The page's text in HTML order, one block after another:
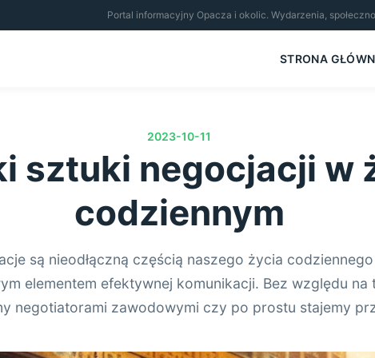
Portal informacyjny Opacza i okolic. Wydarzenia,
STRONA
2023-10-11
sztuki negocjacji w
codziennym
są nieodłączną częścią naszego życia
elementem efektywnej komunikacji. Bez względu na
negotiatorami zawodowymi czy po prostu stajemy